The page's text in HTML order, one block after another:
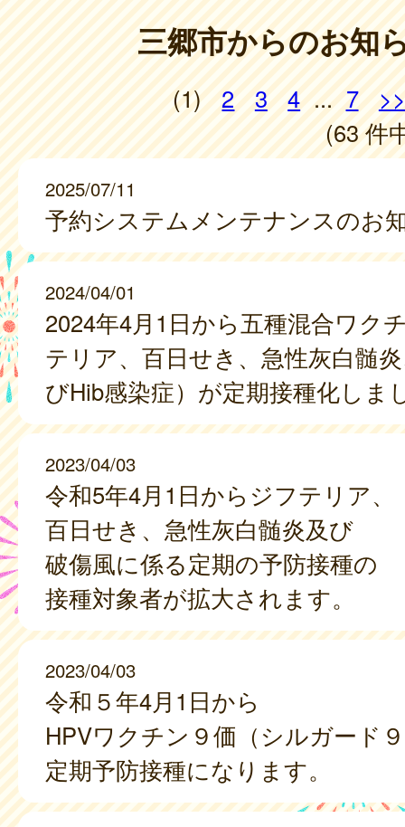
三郷市からのお知
(1) 2 3 4 ... 7
>>
(63 件
2025/07/11
予約システムメンテナンスのお
2024/04/01
2024年4月1日から五種混合ワク
テリア、百日せき、急性灰白髄
びHib感染症）が定期接種化しま
2023/04/03
令和5年4月1日からジフテリア、
百日せき、急性灰白髄炎及び
破傷風に係る定期の予防接種の
接種対象者が拡大されます。
2023/04/03
令和５年4月1日から
HPVワクチン９価（シルガード
定期予防接種になります。